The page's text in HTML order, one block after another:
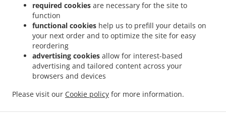
required cookies are necessary for the site to
function
functional cookies help us to prefill your details on
your next order and to optimize the site for easy
reordering
advertising cookies allow for interest-based
advertising and tailored content across your
browsers and devices
Please visit our Cookie policy for more information.
Poslastičarnica Food Delivery Прокупље
. Poslastičarnica Food Delivery Resnik
Poslastičarnica Food Delivery Раковица Село . Poslastičarnica Food Delivery Борча
Poslastičarnica Food Delivery Blok 58 Нови Београд . Poslastičarnica Food Delivery
. Poslastičarnica Food Delivery Сланци
Beograd - Palilula . Poslastičarnica Food Delivery Лештане .
Delivery Beograd - Kaluđerica
. Poslastičarnica Food Delivery Винча
Poslastičarnica Food Delivery Пиносава .
Takeaway food delivery